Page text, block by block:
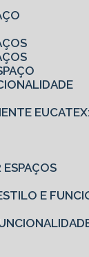
ESPAÇOS
E